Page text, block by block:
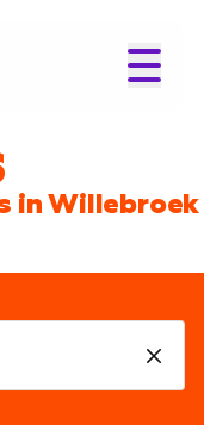
in Willebroek